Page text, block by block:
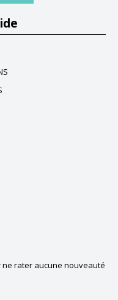
rater aucune nouveauté